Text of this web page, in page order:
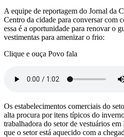
A equipe de reportagem do Jornal da
Centro da cidade para conversar com
essa é a oportunidade para renovar o
vestimentas para amenizar o frio:
Clique e ouça Povo fala
Os estabelecimentos comerciais do
alta procura por itens típicos do
trabalhadora do setor de vestuários
que o setor está aquecido com a